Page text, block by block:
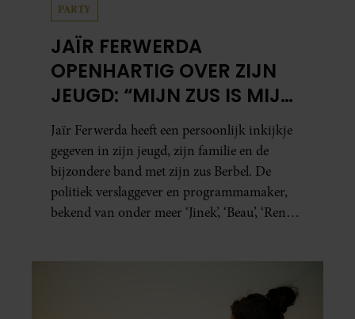
PARTY
JAÏR FERWERDA
OPENHARTIG OVER ZIJN
JEUGD: “MIJN ZUS IS MIJN
MORELE KOMPAS”
Jaïr Ferwerda heeft een persoonlijk inkijkje
gegeven in zijn jeugd, zijn familie en de
bijzondere band met zijn zus Berbel. De
politiek verslaggever en programmamaker,
bekend van onder meer ‘Jinek’, ‘Beau’, ‘Renze’,